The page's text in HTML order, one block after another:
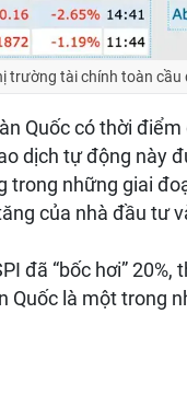
trường tài chính toàn cầu
Quốc có thời
dịch tự động này
trong những giai
của nhà đầu tư
đã “bốc hơi”
Quốc là một trong